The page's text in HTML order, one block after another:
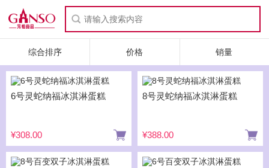
综合排序 价格 销量
6号灵蛇纳福冰淇淋蛋糕
¥308.00
8号灵蛇纳福冰淇淋蛋糕
¥388.00